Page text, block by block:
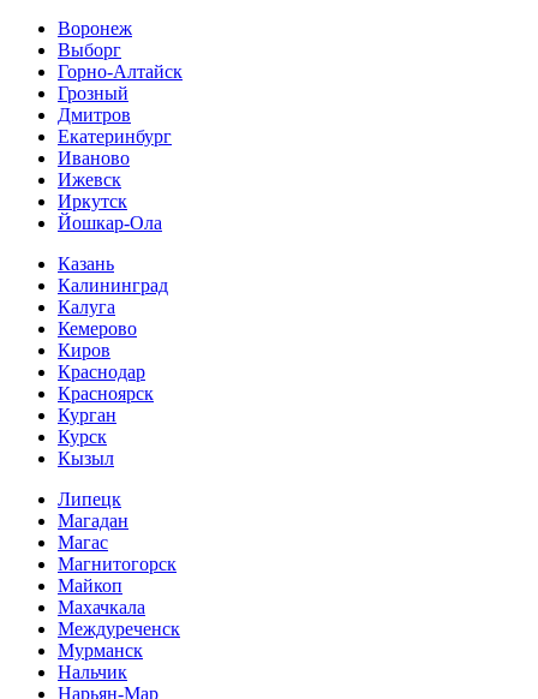
Воронеж
Выборг
Горно-Алтайск
Грозный
Дмитров
Екатеринбург
Иваново
Ижевск
Иркутск
Йошкар-Ола
Казань
Калининград
Калуга
Кемерово
Киров
Краснодар
Красноярск
Курган
Курск
Кызыл
Липецк
Магадан
Магас
Магнитогорск
Майкоп
Махачкала
Междуреченск
Мурманск
Нальчик
Нарьян-Мар